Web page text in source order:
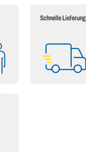
Schnelle Lieferung